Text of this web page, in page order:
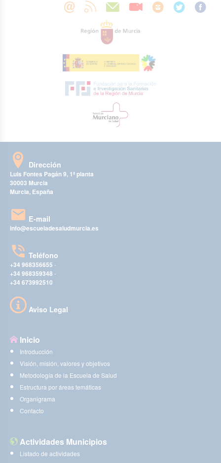
Dirección
Luis Fontes Pagán 9, 1ª planta
30003 Murcia
Murcia, España
E-mail
info@escueladesaludmurcia.es
Teléfono
+34 968356655 -
+34 968359348 -
+34 673992510
Aviso Legal
Inicio
Introducción
Visión, misión, valores y objetivos
Metodología de la Escuela de Salud
Estructura por áreas temáticas
Organigrama
Contacto
Actividades Municipios
Listado de actividades